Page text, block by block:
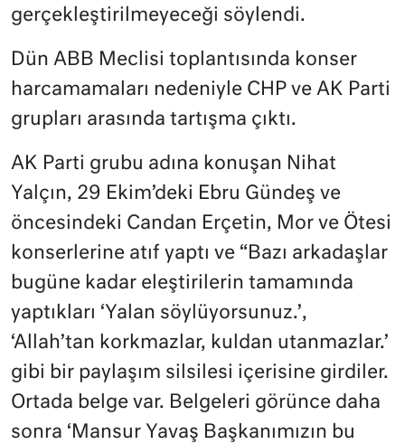
gerçekleştirilmeyeceği söylendi.
Dün ABB Meclisi toplantısında konser
harcamamaları nedeniyle CHP ve AK Parti
grupları arasında tartışma çıktı.
AK Parti grubu adına konuşan Nihat
Yalçın, 29 Ekim’deki Ebru Gündeş ve
öncesindeki Candan Erçetin, Mor ve Ötesi
konserlerine atıf yaptı ve “Bazı arkadaşlar
bugüne kadar eleştirilerin tamamında
yaptıkları ‘Yalan söylüyorsunuz.’,
‘Allah’tan korkmazlar, kuldan utanmazlar.’
gibi bir paylaşım silsilesi içerisine girdiler.
Ortada belge var. Belgeleri görünce daha
sonra ‘Mansur Yavaş Başkanımızın bu